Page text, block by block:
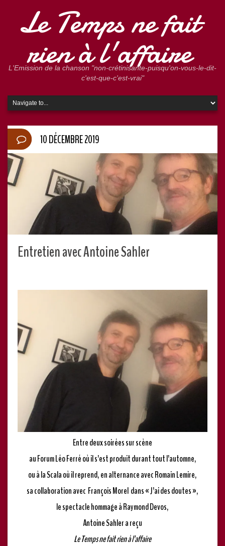
Le Temps ne fait
rien à l'affaire
L'Emission de la chanson "non-crétinisante-puisqu'on-vous-le-dit-
c'est-que-c'est-vrai"
Entretien avec Antoine Sahler
Entre deux soirées sur scène
au Forum Léo Ferré où il s’est produit durant tout l’automne,
ou à la Scala où il reprend, en alternance avec Romain Lemire,
sa collaboration avec François Morel dans « J’ai des doutes »,
le spectacle hommage à Raymond Devos,
Antoine Sahler a reçu
Le Temps ne fait rien à l’affaire
10 DÉCEMBRE 2019